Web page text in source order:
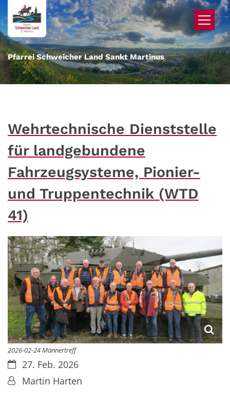
Zum Inhalt springen
Pfarrei Schweicher Land Sankt Martinus
Wehrtechnische Dienststelle
für landgebundene
Fahrzeugsysteme, Pionier-
und Truppentechnik (WTD
41)
2026-02-24 Männertreff
Datum:27. Feb. 2026
Von:Martin Harten